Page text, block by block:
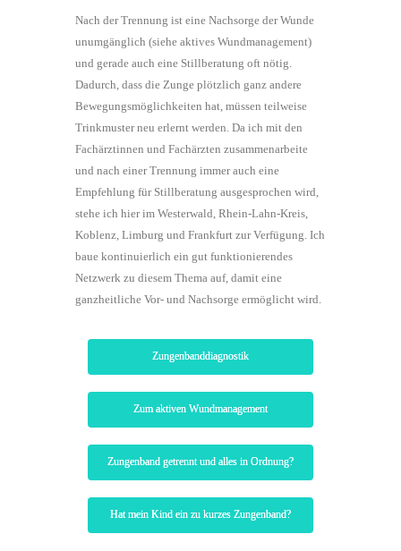
Nach der Trennung ist eine Nachsorge der Wunde
unumgänglich (siehe aktives Wundmanagement)
und gerade auch eine Stillberatung oft nötig.
Dadurch, dass die Zunge plötzlich ganz andere
Bewegungsmöglichkeiten hat, müssen teilweise
Trinkmuster neu erlernt werden. Da ich mit den
Fachärztinnen und Fachärzten zusammenarbeite
und nach einer Trennung immer auch eine
Empfehlung für Stillberatung ausgesprochen wird,
stehe ich hier im Westerwald, Rhein-Lahn-Kreis,
Koblenz, Limburg und Frankfurt zur Verfügung. Ich
baue kontinuierlich ein gut funktionierendes
Netzwerk zu diesem Thema auf, damit eine
ganzheitliche Vor- und Nachsorge ermöglicht wird.
Zungenbanddiagnostik
Zum aktiven Wundmanagement
Zungenband getrennt und alles in Ordnung?
Hat mein Kind ein zu kurzes Zungenband?